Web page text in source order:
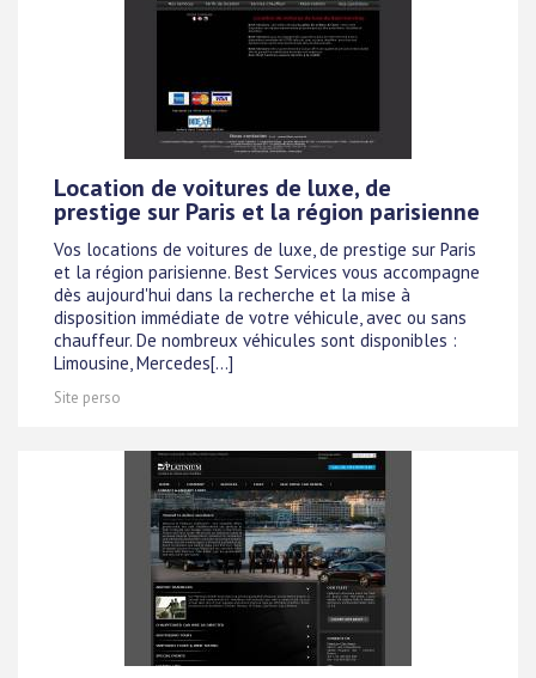
Location de voitures de luxe, de
prestige sur Paris et la région parisienne
Vos locations de voitures de luxe, de prestige sur Paris
et la région parisienne. Best Services vous accompagne
dès aujourd'hui dans la recherche et la mise à
disposition immédiate de votre véhicule, avec ou sans
chauffeur. De nombreux véhicules sont disponibles :
Limousine, Mercedes[...]
Site perso